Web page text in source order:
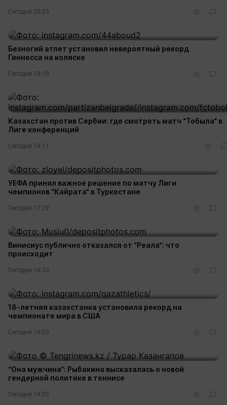
Сегодня 20:55
Безногий атлет установил невероятный рекорд
Гиннесса на коляске
Сегодня 19:19
Казахстан против Сербии: где смотреть матч “Тобыла“ в
Лиге конференций
Сегодня 18:11
УЕФА принял важное решение по матчу Лиги
чемпионов “Кайрата“ в Туркестане
Сегодня 17:29
Винисиус публично отказался от “Реала“: что
происходит
Сегодня 16:33
18-летняя казахстанка установила рекорд на
чемпионате мира в США
Сегодня 16:03
“Она мужчина“: Рыбакина высказалась о новой
гендерной политике в теннисе
Сегодня 14:55